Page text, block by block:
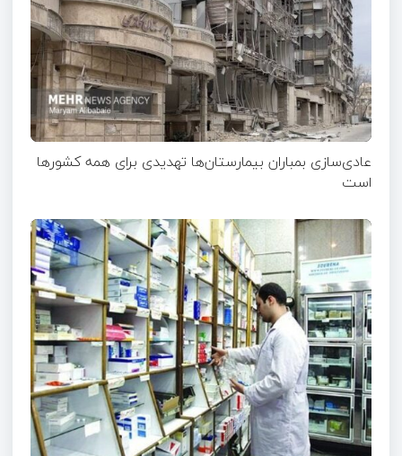
عادی‌سازی بمباران بیمارستان‌ها تهدیدی برای همه کشورها
است